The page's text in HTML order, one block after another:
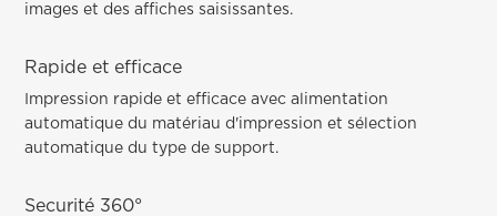
images et des affiches saisissantes.
Rapide et efficace
Impression rapide et efficace avec alimentation
automatique du matériau d'impression et sélection
automatique du type de support.
Securité 360°